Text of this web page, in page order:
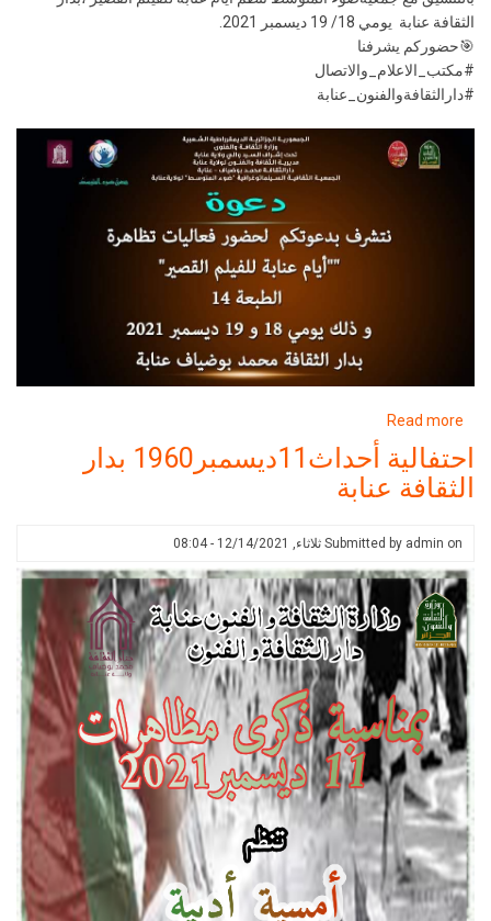
الثقافة عنابة يومي 18/ 19 ديسمبر 2021.
🎯حضوركم يشرفنا
#مكتب_الاعلام_والاتصال
#دارالثقافةوالفنون_عنابة
Read more
أيام
عنابة
للفيلم
يومي
18و
19ديسمبر2021
بدار
الثقافة
عنابة
احتفالية أحداث11ديسمبر1960 بدار
الثقافة عنابة
Submitted by admin on ثلاثاء, 12/14/2021 - 08:04